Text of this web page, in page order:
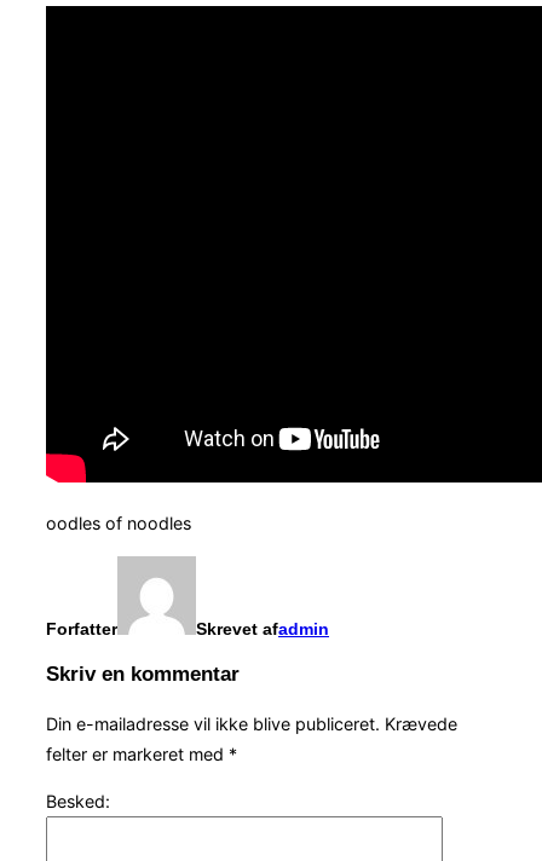
oodles of noodles
Forfatter Skrevet afadmin
Skriv en kommentar
Din e-mailadresse vil ikke blive publiceret. Krævede
felter er markeret med *
Besked: